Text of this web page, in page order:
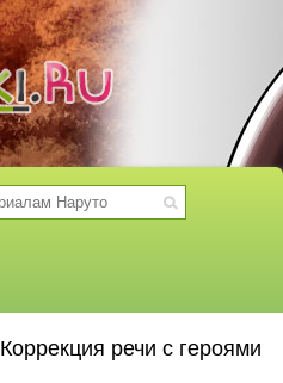
Коррекция речи с героями